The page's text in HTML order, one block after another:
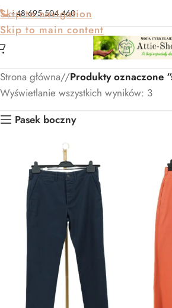
Skip to navigation
Skip to main content
+48 695 504 460
Strona główna/ Produkty oznaczone
Wyświetlanie wszystkich wyników: 3
Pasek boczny